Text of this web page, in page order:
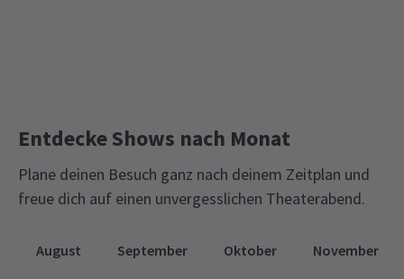
Bitte beachten Sie, dass alle Samstags-
Matinees bis zum Ende des aktuellen
Entdecke Shows nach Monat
Plane deinen Besuch ganz nach deinem Zeitplan und
freue dich auf einen unvergesslichen Theaterabend.
August September Oktober November